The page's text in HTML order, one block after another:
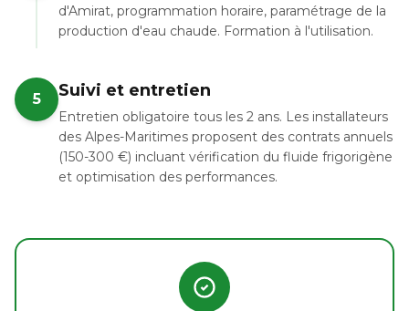
d'Amirat, programmation horaire, paramétrage de la
production d'eau chaude. Formation à l'utilisation.
5 Suivi et entretien
Entretien obligatoire tous les 2 ans. Les installateurs
des Alpes-Maritimes proposent des contrats annuels
(150-300 €) incluant vérification du fluide frigorigène
et optimisation des performances.